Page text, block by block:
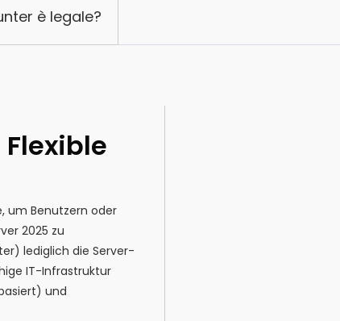
è legale?
um Benutzern oder
2025 zu
lediglich die Server-
IT-Infrastruktur
und